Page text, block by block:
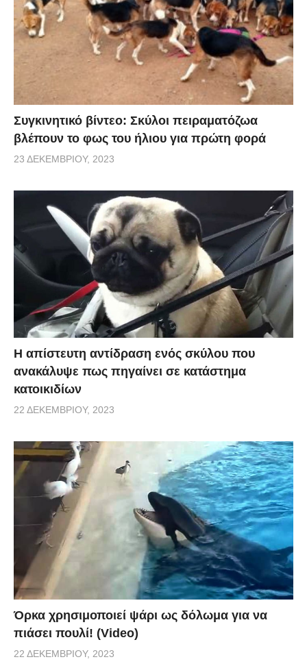
Συγκινητικό βίντεο: Σκύλοι πειραματόζωα
βλέπουν το φως του ήλιου για πρώτη φορά
23 ΔΕΚΕΜΒΡΊΟΥ, 2023
Η απίστευτη αντίδραση ενός σκύλου που
ανακάλυψε πως πηγαίνει σε κατάστημα
κατοικιδίων
22 ΔΕΚΕΜΒΡΊΟΥ, 2023
Όρκα χρησιμοποιεί ψάρι ως δόλωμα για να
πιάσει πουλί! (Video)
22 ΔΕΚΕΜΒΡΊΟΥ, 2023